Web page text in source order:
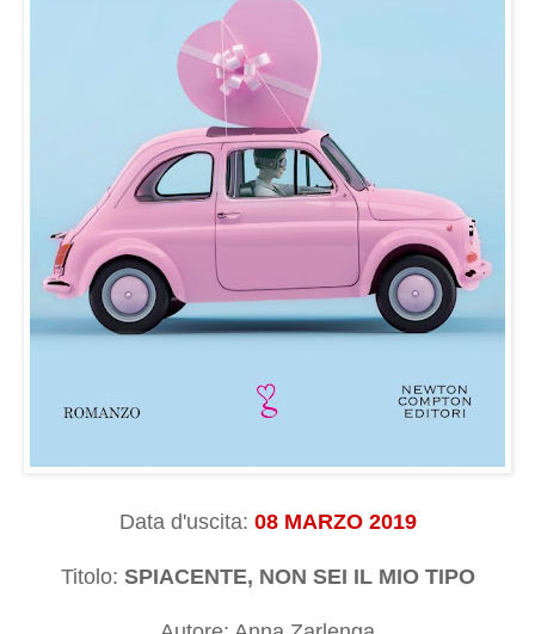
Data d'uscita: 08 MARZO 2019
Titolo: SPIACENTE, NON SEI IL MIO TIPO